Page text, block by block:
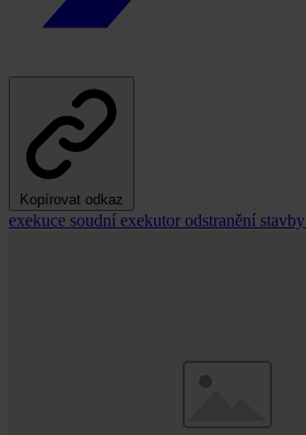
Kopírovat odkaz
exekuce soudní exekutor odstranění stavby